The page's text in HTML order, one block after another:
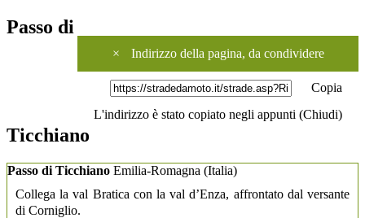
× Indirizzo della pagina, da condividere
Copia
L'indirizzo è stato copiato negli appunti (Chiudi)
Passo di
Ticchiano
Passo di Ticchiano Emilia-Romagna (Italia)
Collega la val Bratica con la val d’Enza, affrontato dal versante
di Corniglio.